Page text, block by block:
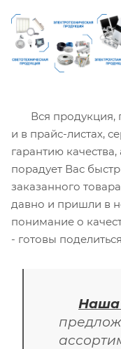
Вся продукция,
и в прайс-листах,
гарантию
порадует Вас
заказанного
давно и пришли в
понимание о
- готовы
Наша